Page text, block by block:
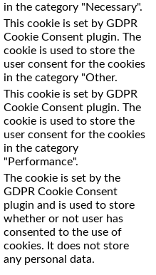
in the category "Necessary".
This cookie is set by GDPR
Cookie Consent plugin. The
cookie is used to store the
user consent for the cookies
in the category "Other.
This cookie is set by GDPR
Cookie Consent plugin. The
cookie is used to store the
user consent for the cookies
in the category
"Performance".
The cookie is set by the
GDPR Cookie Consent
plugin and is used to store
whether or not user has
consented to the use of
cookies. It does not store
any personal data.